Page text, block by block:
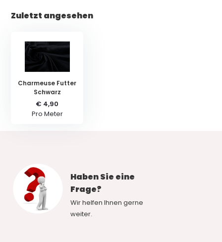
Zuletzt angesehen
Charmeuse Futter
Schwarz
€ 4,90
Pro Meter
Haben Sie eine
Frage?
Wir helfen Ihnen gerne
weiter.